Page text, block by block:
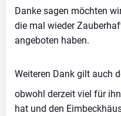
Danke sagen möchten
die mal wieder
angeboten haben.
Weiteren Dank gilt auch
obwohl derzeit viel für
hat und den